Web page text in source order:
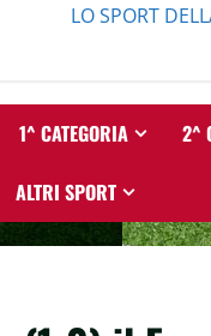
LO SPORT
1^ CATEGORIA 2^
ALTRI SPORT